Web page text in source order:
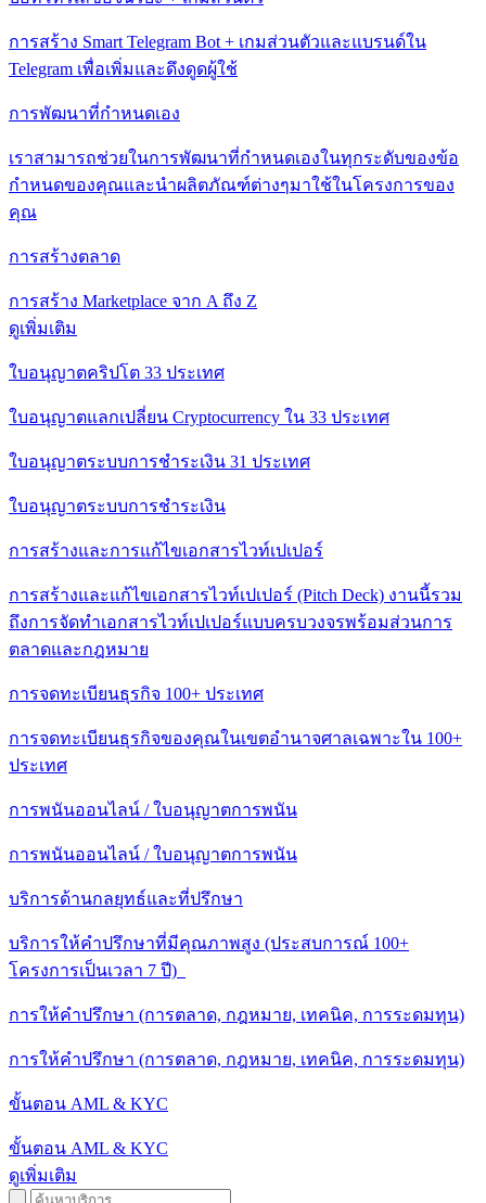
การสร้าง Smart Telegram Bot + เกมส่วนตัวและแบรนด์ใน
Telegram เพื่อเพิ่มและดึงดูดผู้ใช้
การพัฒนาที่กําหนดเอง
เราสามารถช่วยในการพัฒนาที่กําหนดเองในทุกระดับของข้อ
กําหนดของคุณและนําผลิตภัณฑ์ต่างๆมาใช้ในโครงการของ
คุณ
การสร้างตลาด
การสร้าง Marketplace จาก A ถึง Z
ดูเพิ่มเติม
ใบอนุญาตคริปโต 33 ประเทศ
ใบอนุญาตแลกเปลี่ยน Cryptocurrency ใน 33 ประเทศ
ใบอนุญาตระบบการชําระเงิน 31 ประเทศ
ใบอนุญาตระบบการชําระเงิน
การสร้างและการแก้ไขเอกสารไวท์เปเปอร์
การสร้างและแก้ไขเอกสารไวท์เปเปอร์ (Pitch Deck) งานนี้รวม
ถึงการจัดทําเอกสารไวท์เปเปอร์แบบครบวงจรพร้อมส่วนการ
ตลาดและกฎหมาย
การจดทะเบียนธุรกิจ 100+ ประเทศ
การจดทะเบียนธุรกิจของคุณในเขตอํานาจศาลเฉพาะใน 100+
ประเทศ
การพนันออนไลน์ / ใบอนุญาตการพนัน
การพนันออนไลน์ / ใบอนุญาตการพนัน
บริการด้านกลยุทธ์และที่ปรึกษา
บริการให้คําปรึกษาที่มีคุณภาพสูง (ประสบการณ์ 100+
โครงการเป็นเวลา 7 ปี)
การให้คําปรึกษา (การตลาด, กฎหมาย, เทคนิค, การระดมทุน)
การให้คําปรึกษา (การตลาด, กฎหมาย, เทคนิค, การระดมทุน)
ขั้นตอน AML & KYC
ขั้นตอน AML & KYC
ดูเพิ่มเติม